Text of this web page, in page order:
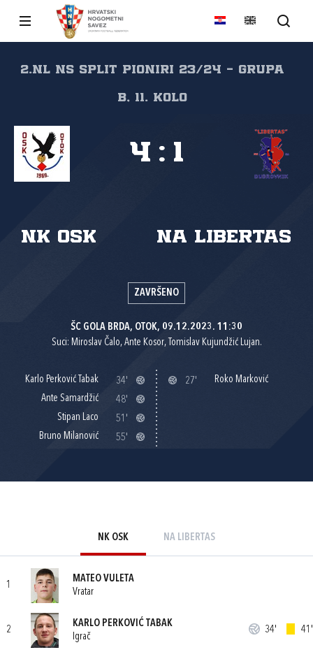
2.NL NS Split Pioniri 23/24 - grupa
B, 11. kolo
NK OSK NA Libertas
4 : 1
ZAVRŠENO
ŠC GOLA BRDA, OTOK, 09.12.2023. 11:30
Suci: Miroslav Čalo, Ante Kosor, Tomislav Kujundžić Lujan.
Karlo Perković Tabak
34'
Ante Samardžić
48'
Stipan Laco
51'
Bruno Milanović
55'
27' Roko Marković
NK OSK NA LIBERTAS
1
MATEO VULETA
Vratar
2
KARLO PERKOVIĆ TABAK
Igrač
34' 41'